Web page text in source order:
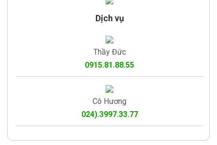
Dịch vụ
Thầy Đức
0915.81.88.55
Cô Hương
024).3997.33.77